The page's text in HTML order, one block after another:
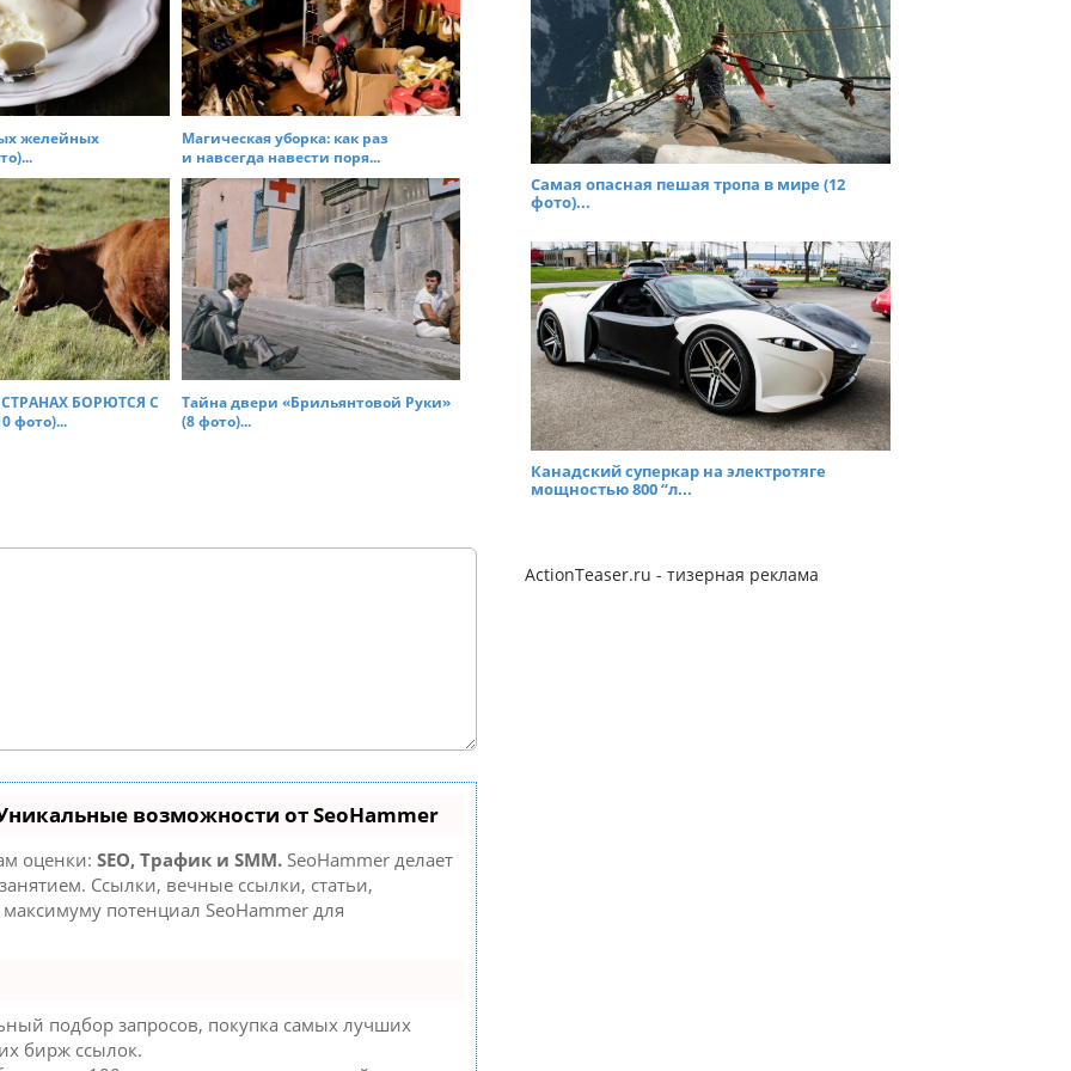
желейных
Магическая уборка: как раз
и навсегда навести поря...
БОРЮТСЯ С
фото)...
Тайна двери «Брильянтовой Руки»
(8 фото)...
возможности от SeoHammer
оценки: SEO, Трафик и SMM. SeoHammer делает
Ссылки, вечные ссылки, статьи,
потенциал SeoHammer для
подбор запросов, покупка самых лучших
бирж ссылок.
Самая опасная пешая тропа в мире (12
фото)...
Канадский суперкар на электротяге
мощностью 800 “л...
ActionTeaser.ru - тизерная реклама